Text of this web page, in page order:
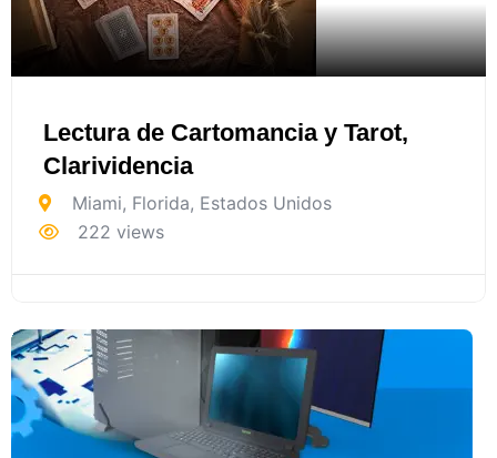
Lectura de Cartomancia y Tarot,
Clarividencia
Miami, Florida, Estados Unidos
222 views